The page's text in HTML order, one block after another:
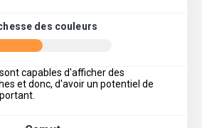
des couleurs
capables d'afficher des
et donc, d'avoir un potentiel de